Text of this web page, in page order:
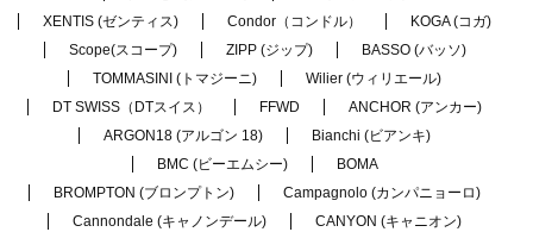
XENTIS (ゼンティス)
Condor（コンドル）
KOGA (コガ)
Scope(スコープ)
ZIPP (ジップ)
BASSO (バッソ)
TOMMASINI (トマジーニ)
Wilier (ウィリエール)
DT SWISS（DTスイス）
FFWD
ANCHOR (アンカー)
ARGON18 (アルゴン 18)
Bianchi (ビアンキ)
BMC (ビーエムシー)
BOMA
BROMPTON (ブロンプトン)
Campagnolo (カンパニョーロ)
Cannondale (キャノンデール)
CANYON (キャニオン)